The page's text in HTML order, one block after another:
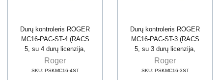
Durų kontroleris ROGER
MC16-PAC-ST-4 (RACS
5, su 4 durų licenzija,
8192 vart., 8 mln. įvykių)
Roger
SKU: PSKMC16-4ST
Durų kontroleris ROGER
MC16-PAC-ST-3 (RACS
5, su 3 durų licenzija,
8192 vart., 8 mln. įvykių)
Roger
SKU: PSKMC16-3ST